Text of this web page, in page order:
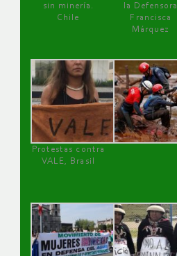
sin minería.
Chile
la Defensora
Francisca
Márquez
Protestas contra
VALE, Brasil